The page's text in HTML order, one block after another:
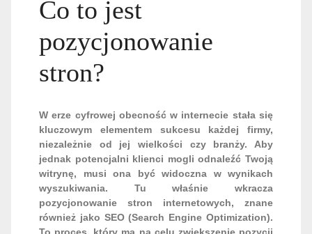
Co to jest
pozycjonowanie
stron?
W erze cyfrowej obecność w internecie stała się
kluczowym elementem sukcesu każdej firmy,
niezależnie od jej wielkości czy branży. Aby
jednak potencjalni klienci mogli odnaleźć Twoją
witrynę, musi ona być widoczna w wynikach
wyszukiwania. Tu właśnie wkracza
pozycjonowanie stron internetowych, znane
również jako SEO (Search Engine Optimization).